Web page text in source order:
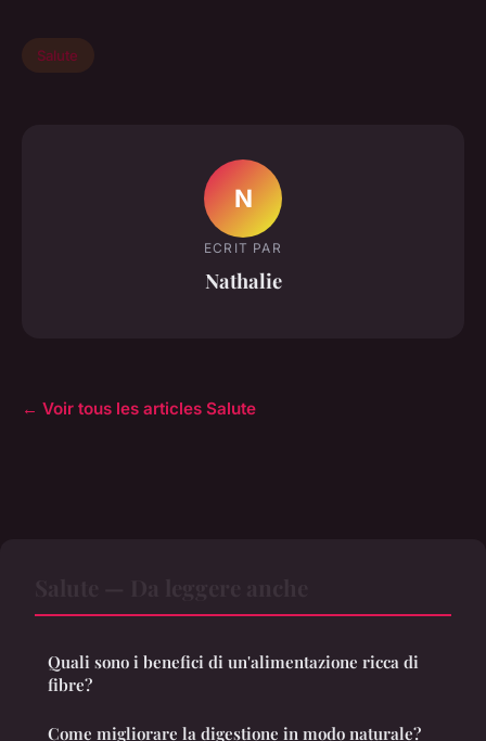
Salute
N
ECRIT PAR
Nathalie
← Voir tous les articles Salute
Quali sono i benefici di un'alimentazione ricca di
fibre?
Come migliorare la digestione in modo naturale?